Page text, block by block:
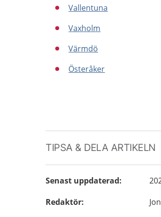
Vallentuna
Vaxholm
Värmdö
Österåker
TIPSA & DELA ARTIKELN
Senast uppdaterad:
Redaktör: